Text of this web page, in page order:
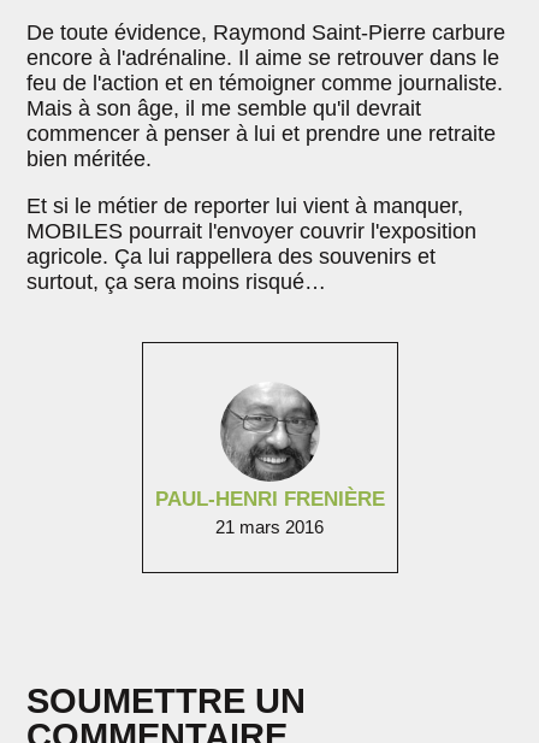
PAUL-HENRI FRENIÈRE
21 mars 2016
De toute évidence, Raymond Saint-Pierre carbure
encore à l'adrénaline. Il aime se retrouver dans le
feu de l'action et en témoigner comme journaliste.
Mais à son âge, il me semble qu'il devrait
commencer à penser à lui et prendre une retraite
bien méritée.
Et si le métier de reporter lui vient à manquer,
MOBILES pourrait l'envoyer couvrir l'exposition
agricole. Ça lui rappellera des souvenirs et
surtout, ça sera moins risqué…
SOUMETTRE UN